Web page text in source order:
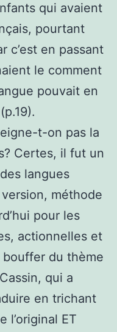
qui avaient
pourtant
c’est en passant
le comment
pouvait en
t-on pas la
Certes, il fut un
langues
méthode
pour les
actionnelles et
du thème
qui a
en trichant
l’original ET